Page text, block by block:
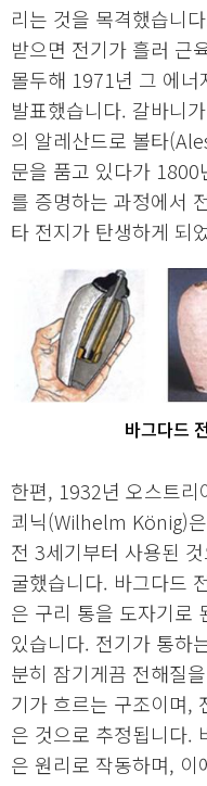
리는 것을 목격했습니
받으면 전기가 흘러 근
몰두해 1971년 그 에너
발표했습니다. 갈바니
의 알레산드로 볼타
문을 품고 있다가
를 증명하는 과정에서
타 전지가 탄생하게 되
바그다드
한편, 1932년 오스트리
쾨닉(Wilhelm König)
전 3세기부터 사용된
굴했습니다. 바그다드
은 구리 통을 도자기로
있습니다. 전기가 통하
분히 잠기게끔 전해질
기가 흐르는 구조이며,
은 것으로 추정됩니다.
은 원리로 작동하며,